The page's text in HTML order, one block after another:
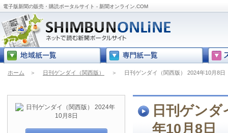
電子版新聞の販売・購読ポータルサイト - 新聞オンライン.COM
ホーム ＞ 日刊ゲンダイ（関西版） ＞ 日刊ゲンダイ（関西版） 2024年10月8日
日刊ゲン
年10月8日